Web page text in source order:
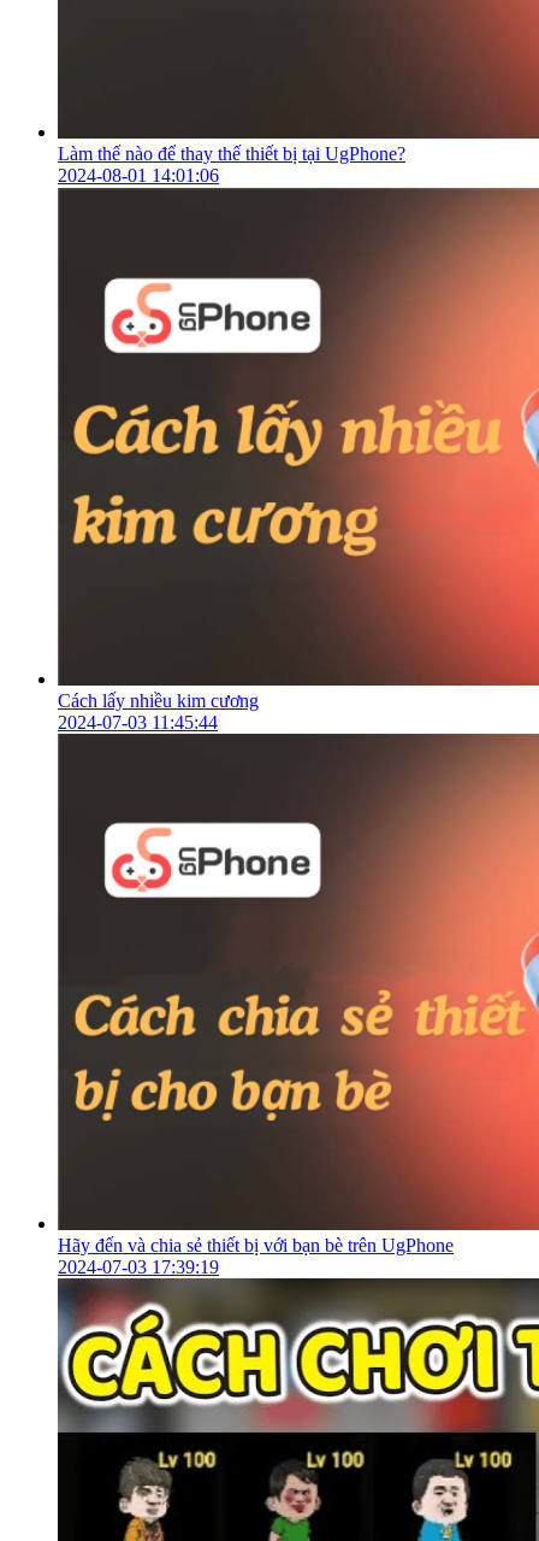
Làm thế nào để thay thế thiết bị tại UgPhone?
2024-08-01 14:01:06
Cách lấy nhiều kim cương
2024-07-03 11:45:44
Hãy đến và chia sẻ thiết bị với bạn bè trên UgPhone
2024-07-03 17:39:19